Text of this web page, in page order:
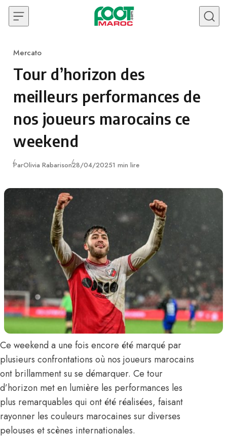
Skip to content
Category
Mercato
Tour d’horizon des
meilleurs performances de
nos joueurs marocains ce
weekend
ParOlivia RabarisonPublié
28/04/20251 min lire
Ce weekend a une fois encore été marqué par
plusieurs confrontations où nos joueurs marocains
ont brillamment su se démarquer. Ce tour
d’horizon met en lumière les performances les
plus remarquables qui ont été réalisées, faisant
rayonner les couleurs marocaines sur diverses
pelouses et scènes internationales.